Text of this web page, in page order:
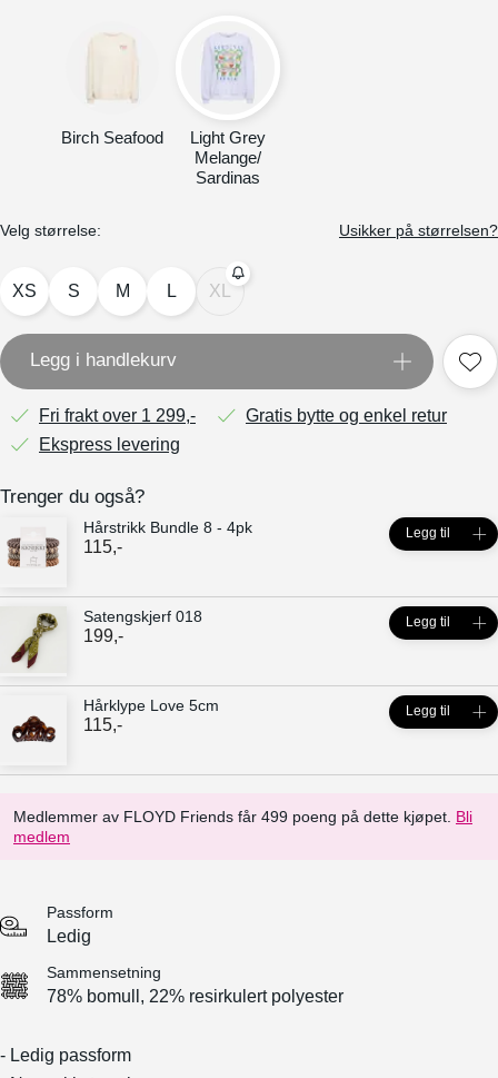
Birch Seafood
Light Grey
Melange/
Sardinas
Velg størrelse: Usikker på størrelsen?
XS S M L XL
Legg i handlekurv
Fri frakt over 1 299,-
Gratis bytte og enkel retur
Ekspress levering
Medlemmer av FLOYD Friends får 499 poeng på dette kjøpet. Bli
medlem
Trenger du også?
Hårstrikk Bundle 8 - 4pk
115,-
Legg til
Satengskjerf 018
199,-
Legg til
Hårklype Love 5cm
115,-
Legg til
Passform
Ledig
Sammensetning
78% bomull, 22% resirkulert polyester
- Ledig passform